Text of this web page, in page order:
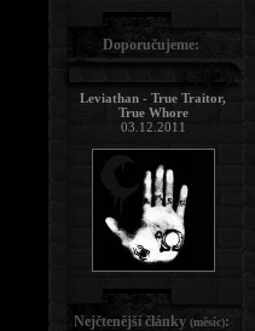
Doporučujeme:
Leviathan - True Traitor,
True Whore
03.12.2011
Nejčtenější články (měsíc):